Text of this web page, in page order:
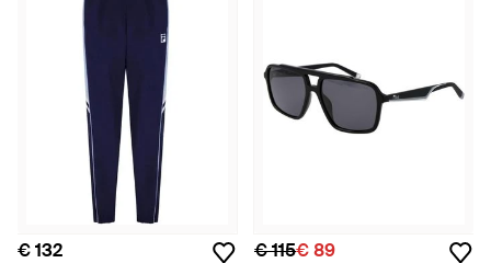
Van sneakers en poloshirts tot joggingbroeken en jassen,
sportkleding van Fila ziet er net zo goed uit op de baan als op
€ 132 € 115€ 89